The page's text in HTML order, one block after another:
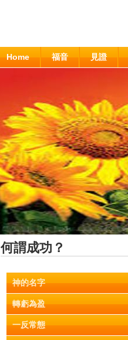
Home 福音 見證
何謂成功？
神的名字
轉虧為盈
一反常態